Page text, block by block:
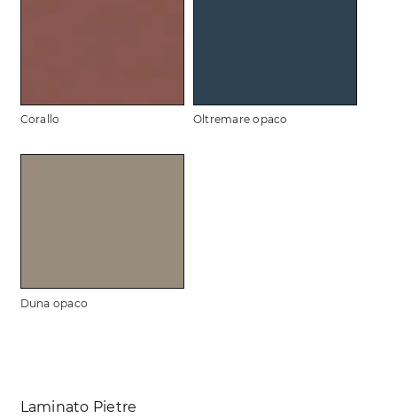
Corallo Oltremare opaco
Duna opaco
Laminato Pietre